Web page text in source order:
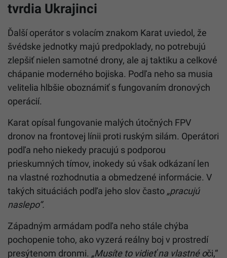
tvrdia Ukrajinci
Ďalší operátor s volacím znakom Karat uviedol, že
švédske jednotky majú predpoklady, no potrebujú
zlepšiť nielen samotné drony, ale aj taktiku a celkové
chápanie moderného bojiska. Podľa neho sa musia
velitelia hlbšie oboznámiť s fungovaním dronových
operácií.
Karat opísal fungovanie malých útočných FPV
dronov na frontovej línii proti ruským silám. Operátori
podľa neho niekedy pracujú s podporou
prieskumných tímov, inokedy sú však odkázaní len
na vlastné rozhodnutia a obmedzené informácie. V
takých situáciách podľa jeho slov často „pracujú
naslepo“.
Západným armádam podľa neho stále chýba
pochopenie toho, ako vyzerá reálny boj v prostredí
presýtenom dronmi. „Musíte to vidieť na vlastné oči,“